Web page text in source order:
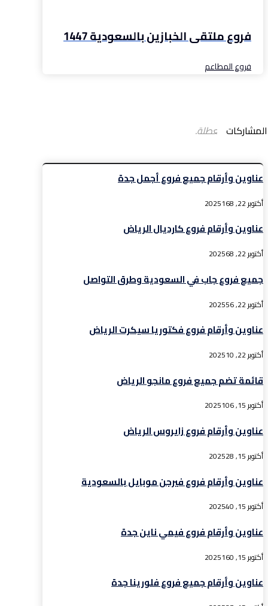
فروع ملتقى الخبازين بالسعودية 1447
فروع المطاعم
التعليقات معطلة.
عناوين وأرقام جميع فروع أجمل جدة
أكتوبر 22, 2025 168
عناوين وأرقام فروع كارديال الرياض
أكتوبر 22, 2025 68
جميع فروع جاب في السعودية وطرق التواصل
أكتوبر 22, 2025 56
عناوين وأرقام فروع فكتوريا سيكرت الرياض
أكتوبر 22, 2025 10
قائمة تضم جميع فروع مانجو الرياض
أكتوبر 15, 2025 106
عناوين وأرقام فروع زايروس الرياض
أكتوبر 15, 2025 28
عناوين وأرقام فروع فيرجن موبايل بالسعودية
أكتوبر 15, 2025 40
عناوين وأرقام فروع فيمي ناين جدة
أكتوبر 15, 2025 160
عناوين وأرقام جميع فروع فلورينا جدة